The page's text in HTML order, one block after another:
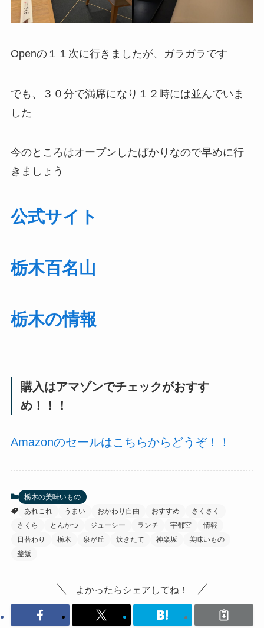
Openの１１次に行きましたが、ガラガラです
でも、３０分で満席になり１２時には並んでいま
した
今のところはオープンしたばかりなので早めに行
きましょう
公式サイト
栃木百名山
栃木の情報
購入はアマゾンでチェックがおすす
め！！！
Amazonのセールはこちらからどうぞ！！
栃木の美味いもの
あれこれ
うまい おかわり自由 おすすめ
さくさく
さくら
とんかつ ジューシー ランチ 宇都宮
情報
日替わり
栃木 泉が丘 炊きたて 神楽坂
美味いもの
釜飯
よかったらシェアしてね！